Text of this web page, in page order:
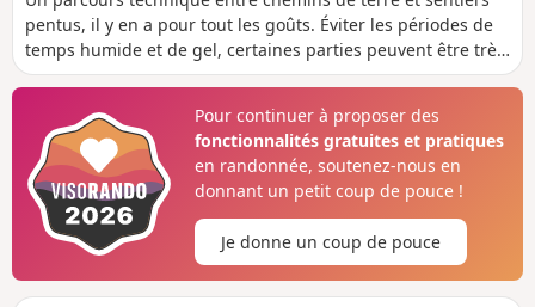
pentus, il y en a pour tout les goûts. Éviter les périodes de
temps humide et de gel, certaines parties peuvent être très
glissantes dans ces conditions, et donc dangereuses.
D'ACTUALISATION SUITE À UN PROBLÈME DE PROPRIÉTÉ
PRIVÉE
Pour continuer à proposer des
fonctionnalités gratuites et pratiques
en randonnée, soutenez-nous en
donnant un petit coup de pouce !
Je donne un coup de pouce